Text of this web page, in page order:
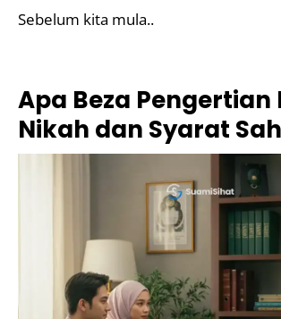
Sebelum kita mula..
Apa Beza Pengertian
Nikah dan Syarat